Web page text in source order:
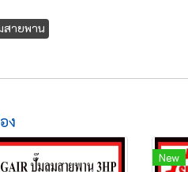
สายพาน
ง
New